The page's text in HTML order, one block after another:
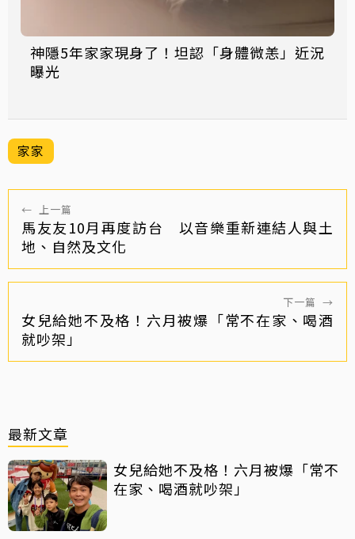
神隱5年家家現身了！坦認「身體微恙」近況
曝光
家家
← 上一篇
馬友友10月再度訪台 以音樂重新連結人與土
地、自然及文化
下一篇 →
女兒給她不及格！六月被爆「常不在家、喝酒
就吵架」
最新文章
女兒給她不及格！六月被爆「常不
在家、喝酒就吵架」